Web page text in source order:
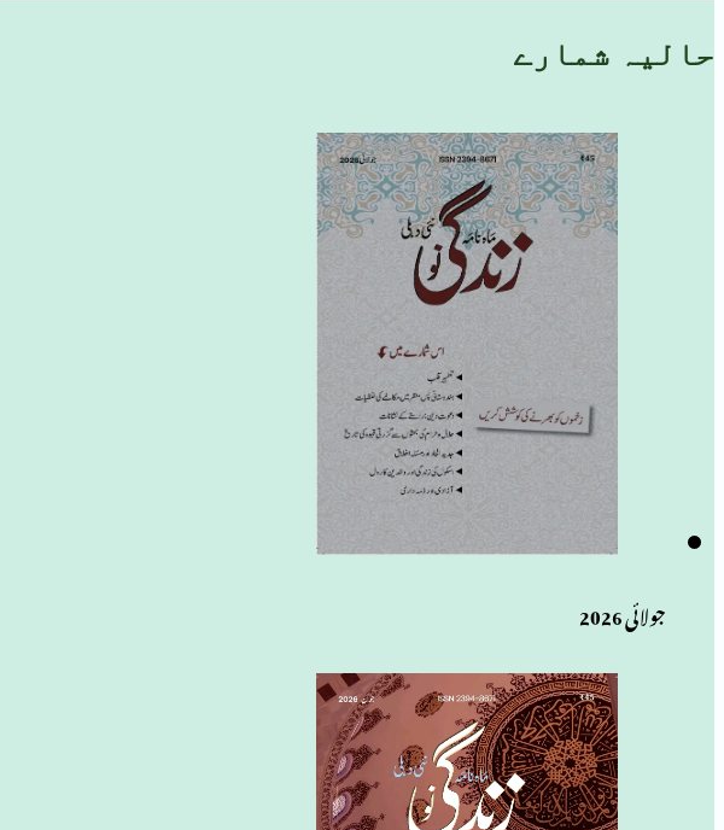
حالیہ شمارے
جولائی 2026